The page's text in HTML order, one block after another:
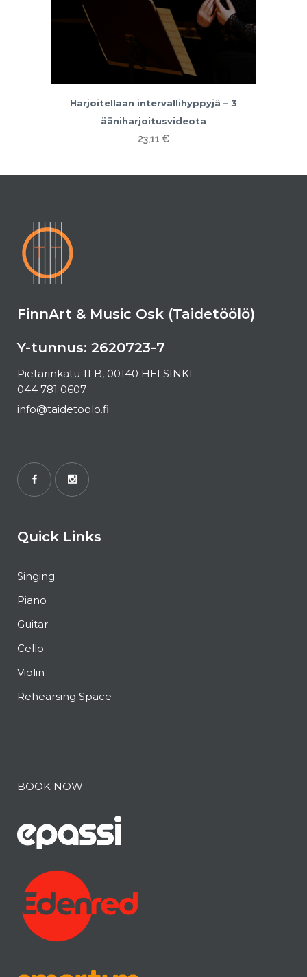
Harjoitellaan intervallihyppyjä – 3
ääniharjoitusvideota
23,11 €
FinnArt & Music Osk (Taidetöölö)
Y-tunnus: 2620723-7
Pietarinkatu 11 B, 00140 HELSINKI
044 781 0607
info@taidetoolo.fi
Quick Links
Singing
Piano
Guitar
Cello
Violin
Rehearsing Space
BOOK NOW